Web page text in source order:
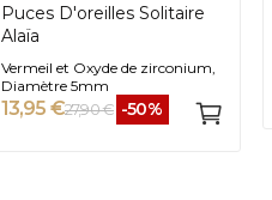
Puces D'oreilles Solitaire
Alaïa
Vermeil et Oxyde de zirconium,
Diamètre 5mm
13,95 €27,90 € -50%